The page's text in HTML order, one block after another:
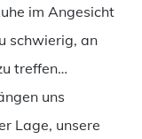
im Angesicht
schwierig, an
treffen…
uns
Lage, unsere